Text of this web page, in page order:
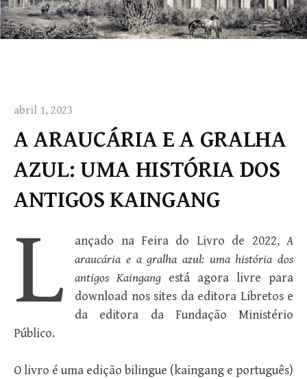
abril 1, 2023
A ARAUCÁRIA E A GRALHA
AZUL: UMA HISTÓRIA DOS
ANTIGOS KAINGANG
L ançado na Feira do Livro de 2022,A
araucária e a gralha azul: uma história dos
antigos Kaingang está agora livre para
download nos sites da editora Libretos e
da editora da Fundação Ministério
Público.
O livro é uma edição bilingue (kaingang e português)